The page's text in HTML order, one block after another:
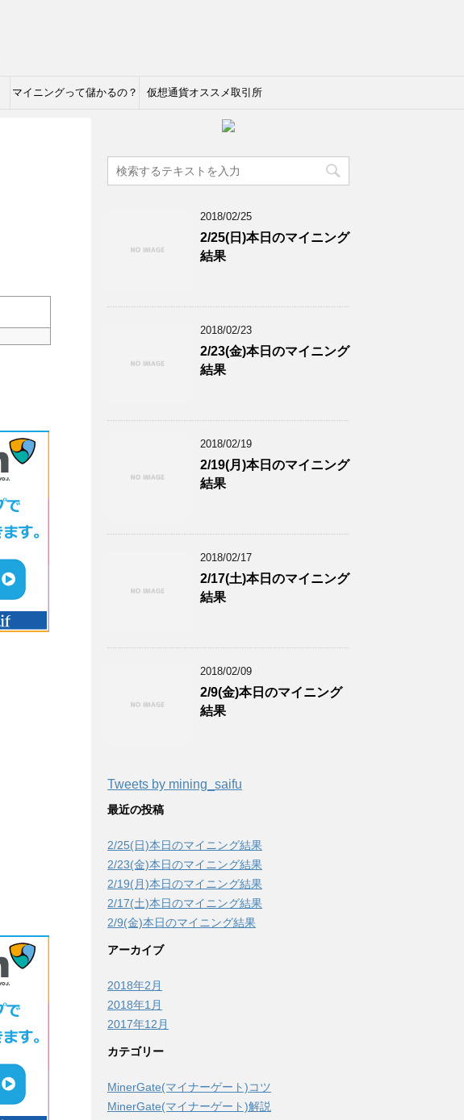
マイニングって儲かるの？ 仮想通貨オススメ取引所
2018/02/25
2/25(日)本日のマイニング
結果
2018/02/23
2/23(金)本日のマイニング
結果
2018/02/19
2/19(月)本日のマイニング
結果
2018/02/17
2/17(土)本日のマイニング
結果
2018/02/09
2/9(金)本日のマイニング
結果
Tweets by mining_saifu
最近の投稿
2/25(日)本日のマイニング結果
2/23(金)本日のマイニング結果
2/19(月)本日のマイニング結果
2/17(土)本日のマイニング結果
2/9(金)本日のマイニング結果
アーカイブ
2018年2月
2018年1月
2017年12月
カテゴリー
MinerGate(マイナーゲート)コツ
MinerGate(マイナーゲート)解説